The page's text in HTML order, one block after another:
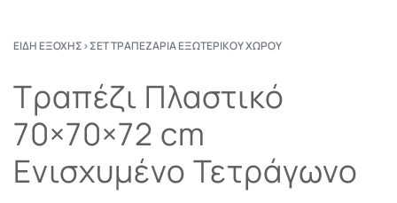
ΕΊΔΗ ΕΞΟΧΉΣ›ΣΕΤ ΤΡΑΠΕΖΑΡΊΑ ΕΞΩΤΕΡΙΚΟΎ ΧΏΡΟΥ
Τραπέζι Πλαστικό
70×70×72 cm
Ενισχυμένο Τετράγωνο